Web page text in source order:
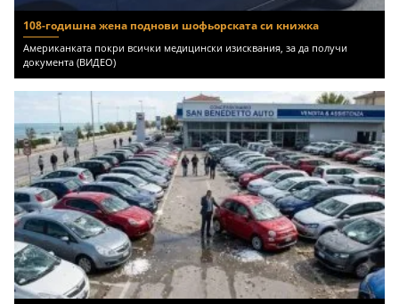
108-годишна жена поднови шофьорската си книжка
Американката покри всички медицински изисквания, за да получи
документа (ВИДЕО)